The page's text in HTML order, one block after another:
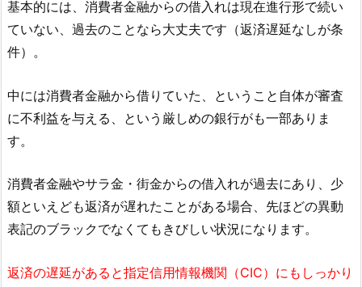
基本的には、消費者金融からの借入れは現在進行形で続い
ていない、過去のことなら大丈夫です（返済遅延なしが条
件）。
中には消費者金融から借りていた、ということ自体が審査
に不利益を与える、という厳しめの銀行がも一部ありま
す。
消費者金融やサラ金・街金からの借入れが過去にあり、少
額といえども返済が遅れたことがある場合、先ほどの異動
表記のブラックでなくてもきびしい状況になります。
返済の遅延があると指定信用情報機関（CIC）にもしっかり